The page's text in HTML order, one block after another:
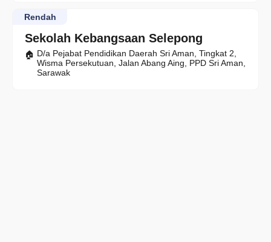
Sekolah Kebangsaan Selepong
Rendah
D/a Pejabat Pendidikan Daerah Sri Aman, Tingkat 2,
Wisma Persekutuan, Jalan Abang Aing, PPD Sri Aman,
Sarawak